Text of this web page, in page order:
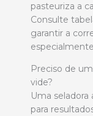
pasteuriza a
Consulte
garantir a
Preciso de
vide?
Uma
para